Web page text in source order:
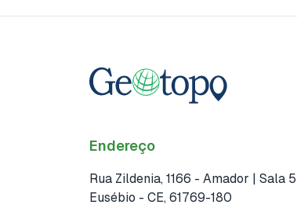
Endereço
Rua Zildenia, 1166 - Amador | Sala 5
Eusébio - CE, 61769-180